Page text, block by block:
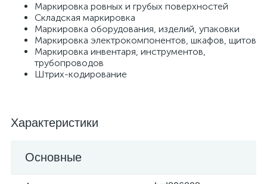
Маркировка ровных и грубых поверхностей
Складская маркировка
Маркировка оборудования, изделий, упаковки
Маркировка электрокомпонентов, шкафов, щитов
Маркировка инвентаря, инструментов,
трубопроводов
Штрих-кодирование
Характеристики
Основные